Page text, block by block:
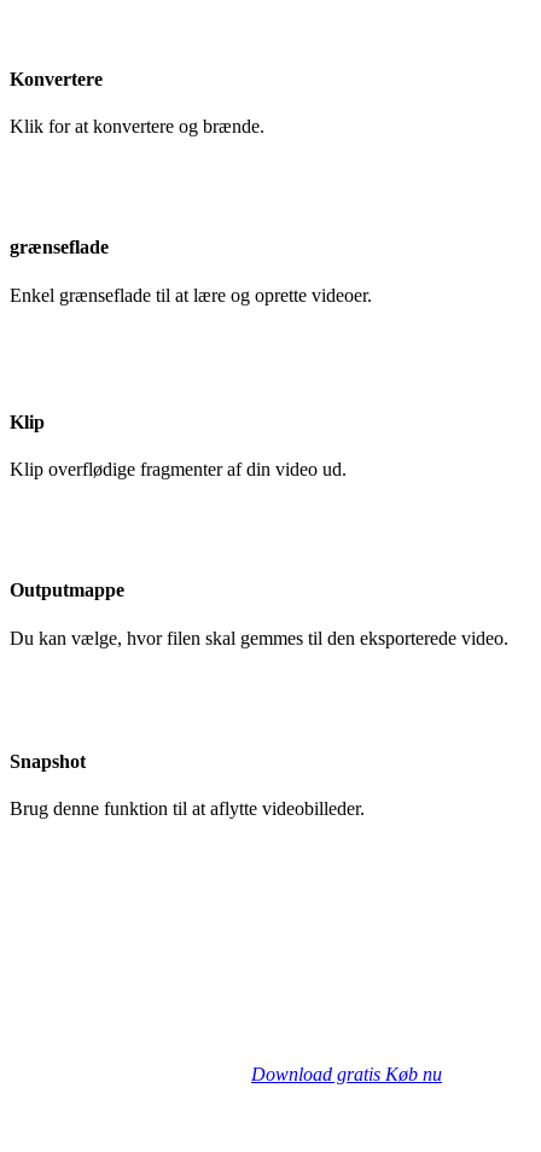
Konvertere
Klik for at konvertere og brænde.
grænseflade
Enkel grænseflade til at lære og oprette videoer.
Klip
Klip overflødige fragmenter af din video ud.
Outputmappe
Du kan vælge, hvor filen skal gemmes til den eksporterede video.
Snapshot
Brug denne funktion til at aflytte videobilleder.
Download gratis Køb nu